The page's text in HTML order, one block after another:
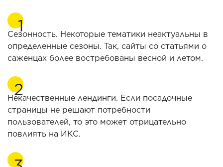
Сезонность. Некоторые тематики неактуальны в
определенные сезоны. Так, сайты со статьями о
саженцах более востребованы весной и летом.
Некачественные лендинги. Если посадочные
страницы не решают потребности
пользователей, то это может отрицательно
повлиять на ИКС.